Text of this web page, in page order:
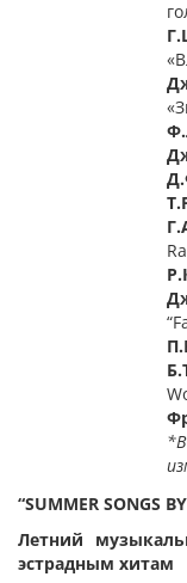
Г.
Р.
“SUMMER SONGS
Летний
эстрадным хитам